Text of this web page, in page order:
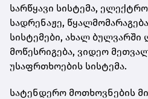
სარწყავი სისტემა,
სადრენაჟე,
სისტემები, ახალ ბულვარში
მოწესრიგება, ვიდეო
უსაფრთხოების სისტემა.
სატენდერო მოთხოვნების